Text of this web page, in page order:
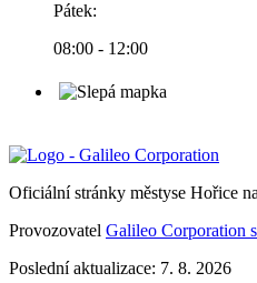
Pátek:
08:00 - 12:00
Oficiální stránky městyse Hořice
Provozovatel Galileo Corporation
Poslední aktualizace: 7. 8. 2026